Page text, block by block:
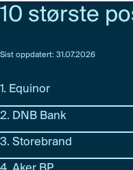
10 største
Sist oppdatert: 31.07.2026
1. Equinor
2. DNB Bank
3. Storebrand